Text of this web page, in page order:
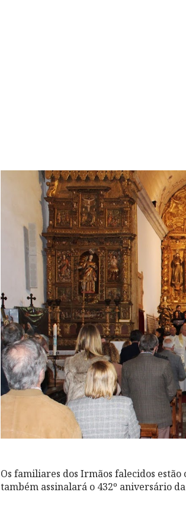
Os familiares dos Irmãos falecidos
também assinalará o 432º aniversário